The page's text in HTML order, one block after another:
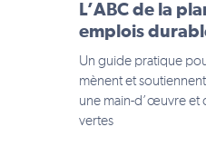
L’ABC de la
emplois
Un guide pratique
mènent et
une main-d’œuvre et
vertes